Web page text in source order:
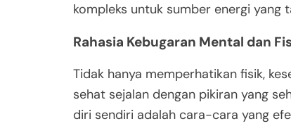
kompleks untuk sumber energi yang
Rahasia Kebugaran Mental dan
Tidak hanya memperhatikan fisik,
sehat sejalan dengan pikiran yang
diri sendiri adalah cara-cara yang